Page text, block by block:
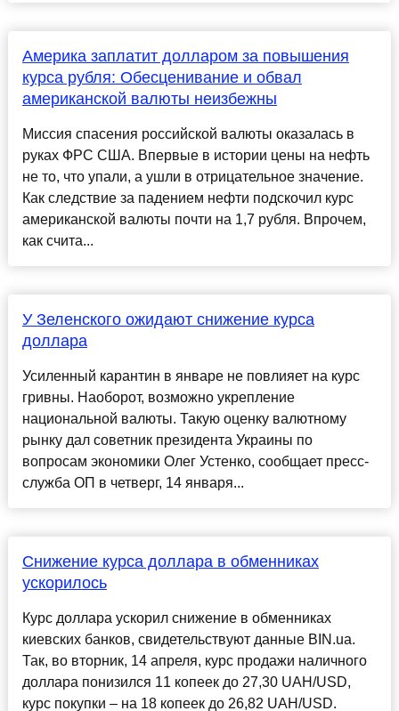
Америка заплатит долларом за повышения
курса рубля: Обесценивание и обвал
американской валюты неизбежны
Миссия спасения российской валюты оказалась в
руках ФРС США. Впервые в истории цены на нефть
не то, что упали, а ушли в отрицательное значение.
Как следствие за падением нефти подскочил курс
американской валюты почти на 1,7 рубля. Впрочем,
как счита...
У Зеленского ожидают снижение курса
доллара
Усиленный карантин в январе не повлияет на курс
гривны. Наоборот, возможно укрепление
национальной валюты. Такую оценку валютному
рынку дал советник президента Украины по
вопросам экономики Олег Устенко, сообщает пресс-
служба ОП в четверг, 14 января...
Снижение курса доллара в обменниках
ускорилось
Курс доллара ускорил снижение в обменниках
киевских банков, свидетельствуют данные BIN.ua.
Так, во вторник, 14 апреля, курс продажи наличного
доллара понизился 11 копеек до 27,30 UAH/USD,
курс покупки – на 18 копеек до 26,82 UAH/USD.